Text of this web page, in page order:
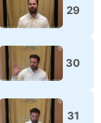
29
30
31